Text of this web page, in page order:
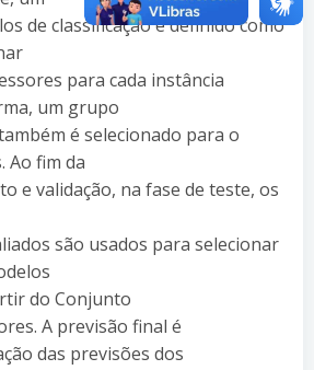
de classificação é definido como
para cada instância
um grupo
é selecionado para o
Ao fim da
e validação, na fase de teste, os
são usados para selecionar
do Conjunto
A previsão final é
das previsões dos